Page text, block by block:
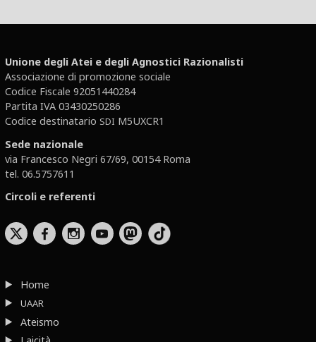
Unione degli Atei e degli Agnostici Razionalisti
Associazione di promozione sociale
Codice Fiscale 92051440284
Partita IVA 03430250286
Codice destinatario SDI M5UXCR1
Sede nazionale
via Francesco Negri 67/69, 00154 Roma
tel. 06.5757611
Circoli e referenti
b x r
Home
UAAR
Ateismo